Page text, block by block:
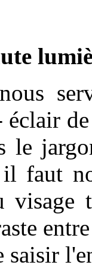
le
faut
saisir